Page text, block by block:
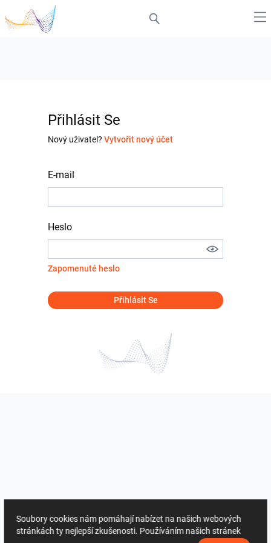
Přihlásit Se
Nový uživatel? Vytvořit nový účet
E-mail
Heslo
Zapomenuté heslo
Přihlásit Se
Soubory cookies nám pomáhají nabízet na našich webových
stránkách ty nejlepší zkušenosti. Používáním našich stránek